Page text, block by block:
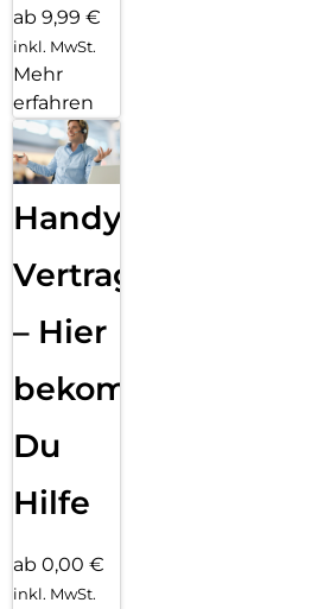
ab 9,99 €
inkl. MwSt.
Mehr
erfahren
Handy
Vertragsabwicklung
– Hier
bekommst
Du
Hilfe
ab 0,00 €
inkl. MwSt.